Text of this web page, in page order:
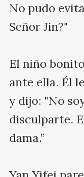
No pudo
Señor Jin?"
El niño
ante ella. Él
y dijo: "No
disculparte.
dama.”